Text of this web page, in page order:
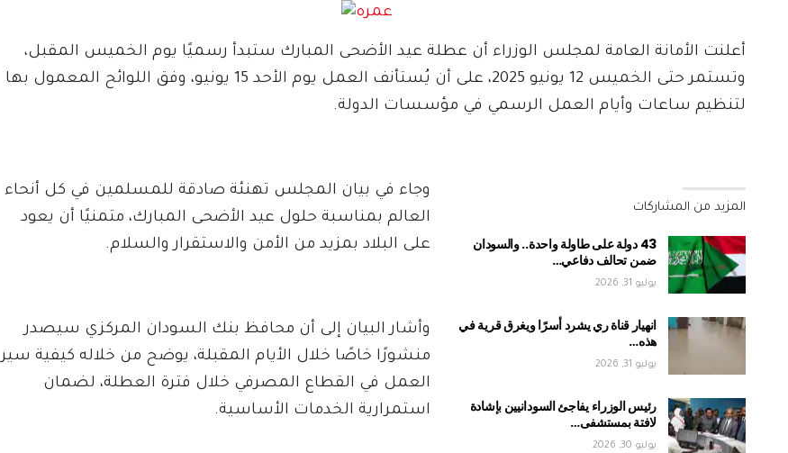
أعلنت الأمانة العامة لمجلس الوزراء أن عطلة عيد الأضحى المبارك ستبدأ رسميًا يوم الخميس المقبل،
وتستمر حتى الخميس 12 يونيو 2025، على أن يُستأنف العمل يوم الأحد 15 يونيو، وفق اللوائح المعمول بها
لتنظيم ساعات وأيام العمل الرسمي في مؤسسات الدولة.
المزيد من المشاركات
43 دولة على طاولة واحدة.. والسودان
ضمن تحالف دفاعي…
يوليو 31, 2026
انهيار قناة ري يشرد أسرًا ويغرق قرية في
هذه…
يوليو 31, 2026
رئيس الوزراء يفاجئ السودانيين بإشادة
لافتة بمستشفى…
يوليو 30, 2026
وجاء في بيان المجلس تهنئة صادقة للمسلمين في كل أنحاء
العالم بمناسبة حلول عيد الأضحى المبارك، متمنيًا أن يعود
على البلاد بمزيد من الأمن والاستقرار والسلام.
وأشار البيان إلى أن محافظ بنك السودان المركزي سيصدر
منشورًا خاصًا خلال الأيام المقبلة، يوضح من خلاله كيفية سير
العمل في القطاع المصرفي خلال فترة العطلة، لضمان
استمرارية الخدمات الأساسية.